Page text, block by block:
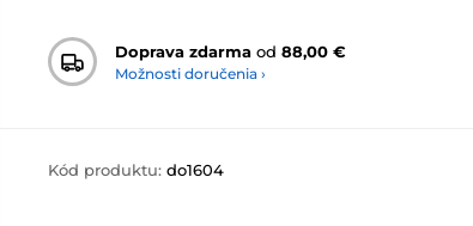
Doprava zdarma od 88,00 €
Možnosti doručenia ›
Kód produktu: do1604